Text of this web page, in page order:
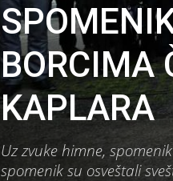
BORCIMA
KAPLARA
Uz zvuke himne,
spomenik su osveštali